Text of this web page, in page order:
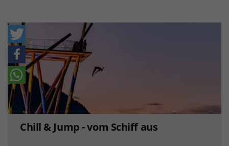
Chill & Jump - vom Schiff aus